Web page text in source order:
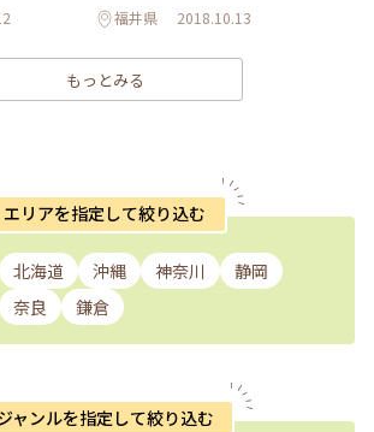
福井県 2018.10.13
もっとみる
エリアを指定して絞り込む
北海道 沖縄 神奈川
静岡
奈良 鎌倉
ャンルを指定して絞り込む